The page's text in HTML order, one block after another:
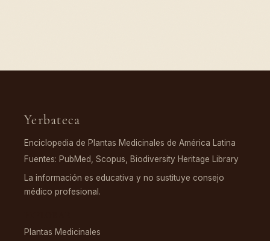
Yerbateca
Enciclopedia de Plantas Medicinales de América Latina
Fuentes: PubMed, Scopus, Biodiversity Heritage Library
La información es educativa y no sustituye consejo
médico profesional.
Plantas Medicinales